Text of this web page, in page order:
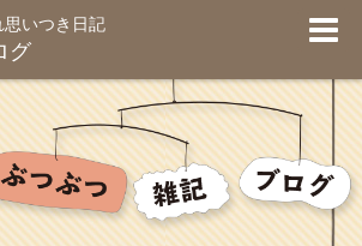
いつき日記
グ